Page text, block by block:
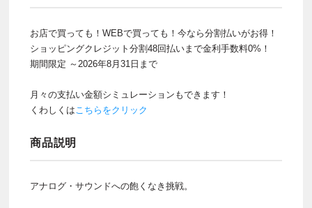
お店で買っても！WEBで買っても！今なら分割払いがお得！
ショッピングクレジット分割48回払いまで金利手数料0%！
期間限定 ～2026年8月31日まで
月々の支払い金額シミュレーションもできます！
くわしくはこちらをクリック
商品説明
アナログ・サウンドへの飽くなき挑戦。